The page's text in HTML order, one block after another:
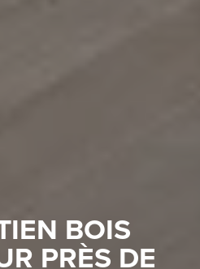
BOIS
PRÈS DE